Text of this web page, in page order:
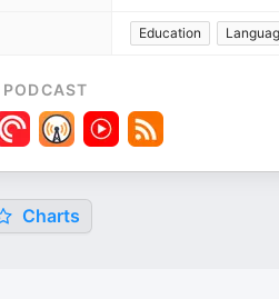
Education
Charts